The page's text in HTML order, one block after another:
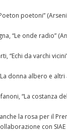
poetoni”
“Le onde radio”
“Echi da varchi
donna albero e altri
“La costanza
la rosa per il
con